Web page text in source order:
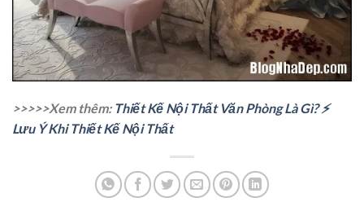
>>>>>Xem thêm: Thiết Kế Nội Thất Văn Phòng Là Gì? ⚡️
Lưu Ý Khi Thiết Kế Nội Thất